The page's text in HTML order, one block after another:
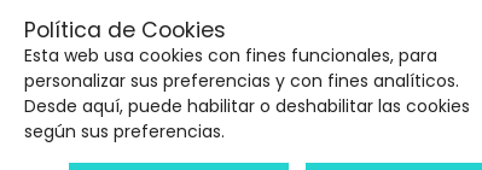
5€ DE DESCUENTO EN TU
Política de Cookies
Esta web usa cookies con fines funcionales, para
personalizar sus preferencias y con fines analíticos.
Desde aquí, puede habilitar o deshabilitar las cookies
según sus preferencias.